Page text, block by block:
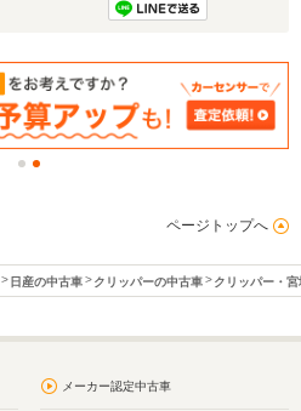
ページトップへ
日産の中古車 クリッパーの中古車 クリッパー・
メーカー認定中古車